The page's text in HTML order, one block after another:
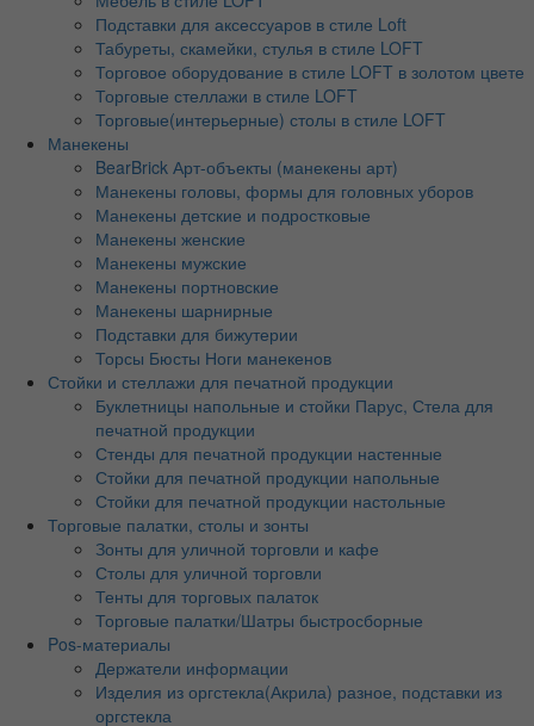
Подставки для аксессуаров в стиле Loft
Табуреты, скамейки, стулья в стиле LOFT
Торговое оборудование в стиле LOFT в золотом цвете
Торговые стеллажи в стиле LOFT
Торговые(интерьерные) столы в стиле LOFT
Манекены
BearBrick Арт-объекты (манекены арт)
Манекены головы, формы для головных уборов
Манекены детские и подростковые
Манекены женские
Манекены мужские
Манекены портновские
Манекены шарнирные
Подставки для бижутерии
Торсы Бюсты Ноги манекенов
Стойки и стеллажи для печатной продукции
Буклетницы напольные и стойки Парус, Стела для
печатной продукции
Стенды для печатной продукции настенные
Стойки для печатной продукции напольные
Стойки для печатной продукции настольные
Торговые палатки, столы и зонты
Зонты для уличной торговли и кафе
Столы для уличной торговли
Тенты для торговых палаток
Торговые палатки/Шатры быстросборные
Pos-материалы
Держатели информации
Изделия из оргстекла(Акрила) разное, подставки из
оргстекла